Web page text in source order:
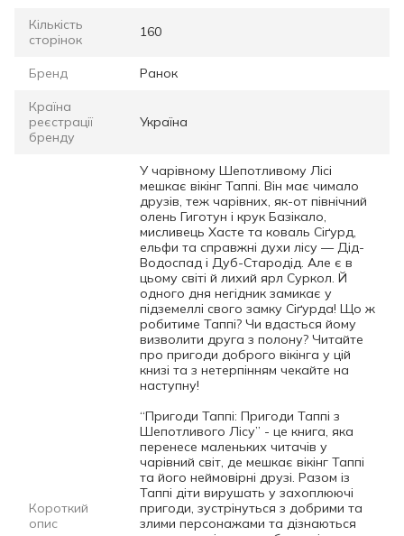
Кількість
сторінок
160
Бренд Ранок
Країна
реєстрації
бренду
Україна
Короткий
опис
У чарівному Шепотливому Лісі
мешкає вікінг Таппі. Він має чимало
друзів, теж чарівних, як-от північний
олень Гиготун і крук Базікало,
мисливець Хасте та коваль Сіґурд,
ельфи та справжні духи лісу — Дід-
Водоспад і Дуб-Стародід. Але є в
цьому світі й лихий ярл Суркол. Й
одного дня негідник замикає у
підземеллі свого замку Сіґурда! Що ж
робитиме Таппі? Чи вдасться йому
визволити друга з полону? Читайте
про пригоди доброго вікінга у цій
книзі та з нетерпінням чекайте на
наступну!
“Пригоди Таппі: Пригоди Таппі з
Шепотливого Лісу” - це книга, яка
перенесе маленьких читачів у
чарівний світ, де мешкає вікінг Таппі
та його неймовірні друзі. Разом із
Таппі діти вирушать у захоплюючі
пригоди, зустрінуться з добрими та
злими персонажами та дізнаються